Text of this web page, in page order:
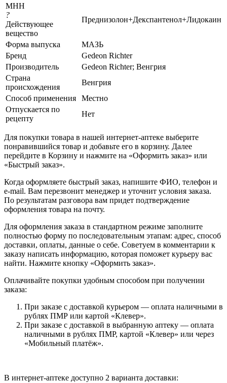
МНН
?
Действующее
вещество
Преднизолон+Декспантенол+Лидокаин
Форма выпуска
МАЗЬ
Бренд
Gedeon Richter
Производитель
Gedeon Richter; Венгрия
Страна
происхождения
Венгрия
Способ применения
Местно
Отпускается по
рецепту
Нет
Для покупки товара в нашей интернет-аптеке выберите
понравившийся товар и добавьте его в корзину. Далее
перейдите в Корзину и нажмите на «Оформить заказ» или
«Быстрый заказ».
Когда оформляете быстрый заказ, напишите ФИО, телефон и
e-mail. Вам перезвонит менеджер и уточнит условия заказа.
По результатам разговора вам придет подтверждение
оформления товара на почту.
Для оформления заказа в стандартном режиме заполните
полностью форму по последовательным этапам: адрес, способ
доставки, оплаты, данные о себе. Советуем в комментарии к
заказу написать информацию, которая поможет курьеру вас
найти. Нажмите кнопку «Оформить заказ».
Оплачивайте покупки удобным способом при получении
заказа:
При заказе с доставкой курьером — оплата наличными в
рублях ПМР или картой «Клевер».
При заказе с доставкой в выбранную аптеку — оплата
наличными в рублях ПМР, картой «Клевер» или через
«Мобильный платёж».
В интернет-аптеке доступно 2 варианта доставки: